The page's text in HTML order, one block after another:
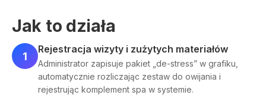
Jak to działa
1
Rejestracja wizyty i zużytych materiałów
Administrator zapisuje pakiet „de-stress” w grafiku,
automatycznie rozliczając zestaw do owijania i
rejestrując komplement spa w systemie.